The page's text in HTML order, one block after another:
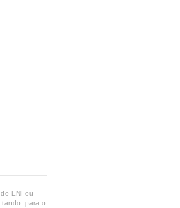
ENI ou
para o